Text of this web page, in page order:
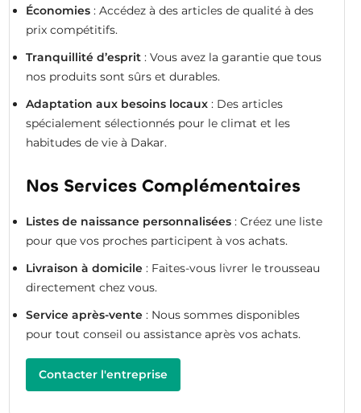
Économies: Accédez à des articles de qualité à des
prix compétitifs.
Tranquillité d’esprit: Vous avez la garantie que tous
nos produits sont sûrs et durables.
Adaptation aux besoins locaux: Des articles
spécialement sélectionnés pour le climat et les
habitudes de vie à Dakar.
Nos Services Complémentaires
Listes de naissance personnalisées: Créez une liste
pour que vos proches participent à vos achats.
Livraison à domicile: Faites-vous livrer le trousseau
directement chez vous.
Service après-vente: Nous sommes disponibles
pour tout conseil ou assistance après vos achats.
Contacter l'entreprise